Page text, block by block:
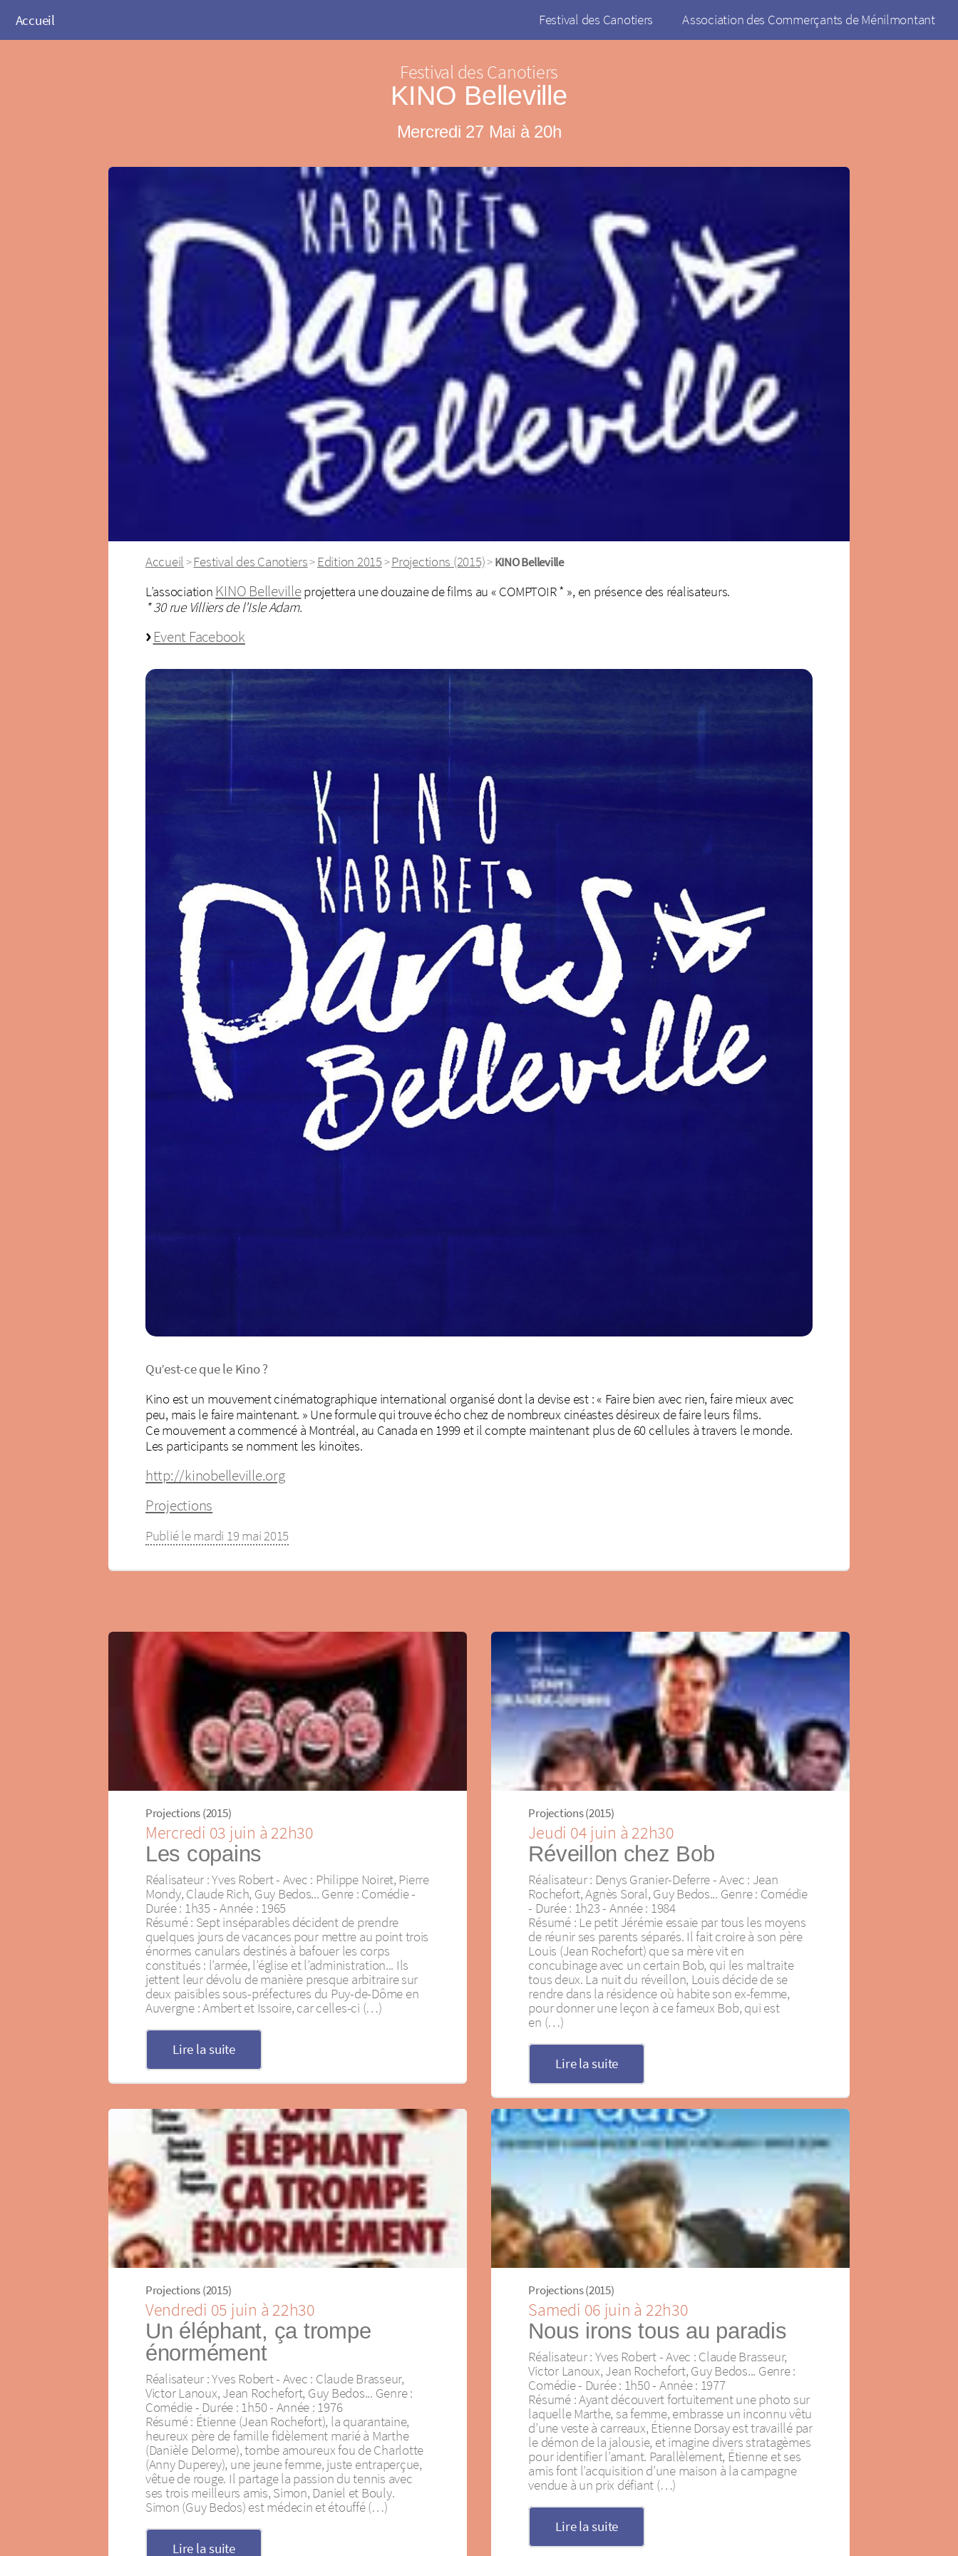
Accueil Festival des Canotiers Association des Commerçants de Ménilmontant
Festival des Canotiers
KINO Belleville
Mercredi 27 Mai à 20h
Accueil >Festival des Canotiers>Edition 2015>Projections (2015)>KINO Belleville
L’association KINO Bellevilleprojettera une douzaine de films au « COMPTOIR * », en présence des réalisateurs.
* 30 rue Villiers de l’Isle Adam.
Event Facebook
Qu’est-ce que le Kino ?
Kino est un mouvement cinématographique international organisé dont la devise est : « Faire bien avec rien, faire mieux avec
peu, mais le faire maintenant. » Une formule qui trouve écho chez de nombreux cinéastes désireux de faire leurs films.
Ce mouvement a commencé à Montréal, au Canada en 1999 et il compte maintenant plus de 60 cellules à travers le monde.
Les participants se nomment les kinoïtes.
http://kinobelleville.org
Projections
Publié le mardi 19 mai 2015
Projections (2015)
Mercredi 03 juin à 22h30
Les copains
Réalisateur : Yves Robert - Avec : Philippe Noiret, Pierre
Mondy, Claude Rich, Guy Bedos... Genre : Comédie -
Durée : 1h35 - Année : 1965
Résumé : Sept inséparables décident de prendre
quelques jours de vacances pour mettre au point trois
énormes canulars destinés à bafouer les corps
constitués : l’armée, l’église et l’administration... Ils
jettent leur dévolu de manière presque arbitraire sur
deux paisibles sous-préfectures du Puy-de-Dôme en
Auvergne : Ambert et Issoire, car celles-ci (…)
Lire la suite
Projections (2015)
Jeudi 04 juin à 22h30
Réveillon chez Bob
Réalisateur : Denys Granier-Deferre - Avec : Jean
Rochefort, Agnès Soral, Guy Bedos... Genre : Comédie
- Durée : 1h23 - Année : 1984
Résumé : Le petit Jérémie essaie par tous les moyens
de réunir ses parents séparés. Il fait croire à son père
Louis (Jean Rochefort) que sa mère vit en
concubinage avec un certain Bob, qui les maltraite
tous deux. La nuit du réveillon, Louis décide de se
rendre dans la résidence où habite son ex-femme,
pour donner une leçon à ce fameux Bob, qui est
en (…)
Lire la suite
Projections (2015)
Vendredi 05 juin à 22h30
Un éléphant, ça trompe
énormément
Réalisateur : Yves Robert - Avec : Claude Brasseur,
Victor Lanoux, Jean Rochefort, Guy Bedos... Genre :
Comédie - Durée : 1h50 - Année : 1976
Résumé : Étienne (Jean Rochefort), la quarantaine,
heureux père de famille fidèlement marié à Marthe
(Danièle Delorme), tombe amoureux fou de Charlotte
(Anny Duperey), une jeune femme, juste entraperçue,
vêtue de rouge. Il partage la passion du tennis avec
ses trois meilleurs amis, Simon, Daniel et Bouly.
Simon (Guy Bedos) est médecin et étouffé (…)
Lire la suite
Projections (2015)
Samedi 06 juin à 22h30
Nous irons tous au paradis
Réalisateur : Yves Robert - Avec : Claude Brasseur,
Victor Lanoux, Jean Rochefort, Guy Bedos... Genre :
Comédie - Durée : 1h50 - Année : 1977
Résumé : Ayant découvert fortuitement une photo sur
laquelle Marthe, sa femme, embrasse un inconnu vêtu
d’une veste à carreaux, Étienne Dorsay est travaillé par
le démon de la jalousie, et imagine divers stratagèmes
pour identifier l’amant. Parallèlement, Étienne et ses
amis font l’acquisition d’une maison à la campagne
vendue à un prix défiant (…)
Lire la suite